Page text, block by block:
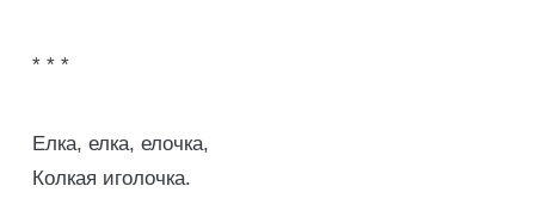
* * *
Елка, елка, елочка,
Колкая иголочка.